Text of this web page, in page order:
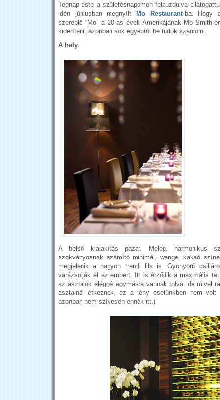
Tegnap este a születésnapomon felbuzdulva
idén júniusban megnyílt Mo Restaurant-ba. Hogy
szereplő “Mo” a 20-as évek Amerikájának Mo Smith-
kideríteni, azonban sok egyébről be tudok számolni.
A hely:
A belső kialakítás pazar. Meleg, harmonikus
szokványosnak számító minimál, wenge, kakaó
megjelenik a nagyon trendi lila is. Gyönyörű
varázsolják el az embert. Itt is érződik a maximális
az asztalok eléggé egymásra vannak tolva, de mivel
asztalnál étkeznek, ez a tény esetünkben nem volt
azonban nem szívesen ennék itt.)